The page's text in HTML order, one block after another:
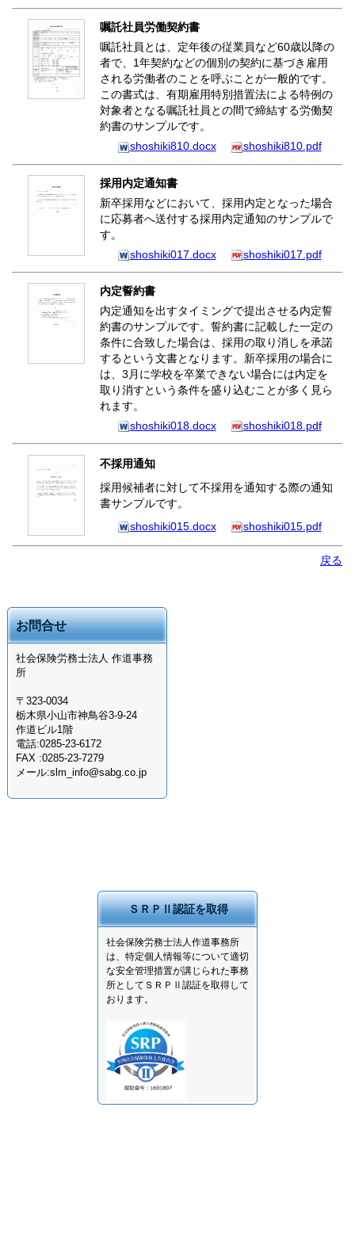
嘱託社員労働契約書
嘱託社員とは、定年後の従業員など60歳以降の
者で、1年契約などの個別の契約に基づき雇用
される労働者のことを呼ぶことが一般的です。
この書式は、有期雇用特別措置法による特例の
対象者となる嘱託社員との間で締結する労働契
約書のサンプルです。
shoshiki810.docx
shoshiki810.pdf
採用内定通知書
新卒採用などにおいて、採用内定となった場合
に応募者へ送付する採用内定通知のサンプルで
す。
shoshiki017.docx
shoshiki017.pdf
内定誓約書
内定通知を出すタイミングで提出させる内定誓
約書のサンプルです。誓約書に記載した一定の
条件に合致した場合は、採用の取り消しを承諾
するという文書となります。新卒採用の場合に
は、3月に学校を卒業できない場合には内定を
取り消すという条件を盛り込むことが多く見ら
れます。
shoshiki018.docx
shoshiki018.pdf
不採用通知
採用候補者に対して不採用を通知する際の通知
書サンプルです。
shoshiki015.docx
shoshiki015.pdf
戻る
お問合せ
社会保険労務士法人 作道事務
所
〒323-0034
栃木県小山市神鳥谷3-9-24
作道ビル1階
電話:0285-23-6172
FAX :0285-23-7279
メール:slm_info@sabg.co.jp
ＳＲＰⅡ認証を取得
社会保険労務士法人作道事務所
は、特定個人情報等について適切
な安全管理措置が講じられた事務
所としてＳＲＰⅡ認証を取得して
おります。